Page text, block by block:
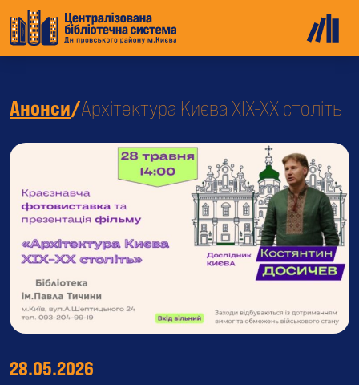
Анонси/Архітектура Києва XIX-XX століть
28.05.2026